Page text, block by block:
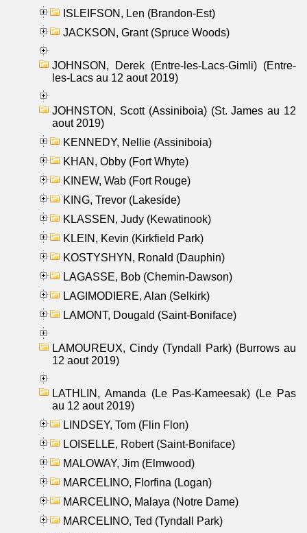
ISLEIFSON, Len (Brandon-Est)
JACKSON, Grant (Spruce Woods)
JOHNSON, Derek (Entre-les-Lacs-Gimli) (Entre-
les-Lacs au 12 aout 2019)
JOHNSTON, Scott (Assiniboia) (St. James au 12
aout 2019)
KENNEDY, Nellie (Assiniboia)
KHAN, Obby (Fort Whyte)
KINEW, Wab (Fort Rouge)
KING, Trevor (Lakeside)
KLASSEN, Judy (Kewatinook)
KLEIN, Kevin (Kirkfield Park)
KOSTYSHYN, Ronald (Dauphin)
LAGASSE, Bob (Chemin-Dawson)
LAGIMODIERE, Alan (Selkirk)
LAMONT, Dougald (Saint-Boniface)
LAMOUREUX, Cindy (Tyndall Park) (Burrows au
12 aout 2019)
LATHLIN, Amanda (Le Pas-Kameesak) (Le Pas
au 12 aout 2019)
LINDSEY, Tom (Flin Flon)
LOISELLE, Robert (Saint-Boniface)
MALOWAY, Jim (Elmwood)
MARCELINO, Florfina (Logan)
MARCELINO, Malaya (Notre Dame)
MARCELINO, Ted (Tyndall Park)